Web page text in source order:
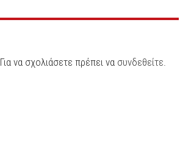
Για να σχολιάσετε πρέπει να συνδεθείτε